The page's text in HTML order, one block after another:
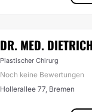
DR. MED.
Plastischer Chirurg
Noch keine Bewertungen
Hollerallee 77, Bremen